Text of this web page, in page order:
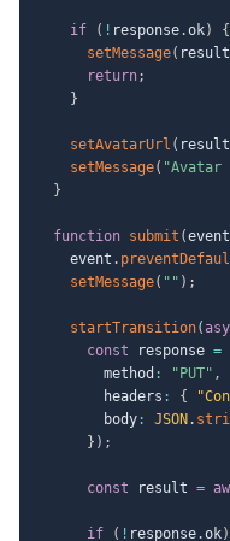
if ( ! response.ok)
{
setMessage( result
return;
}
setAvatarUrl ( result
setMessage( "Avatar
}
function submit (event
    event
.
setMessage( "" ) ;
startTransition(
const response =
        method
: "PUT" ,
        headers
: {
        body
: JSON .
} ) ;
const result =
if ( ! response.ok)